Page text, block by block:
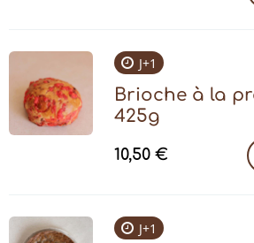
J+1
Brioche à la
425g
10,50 €
J+1